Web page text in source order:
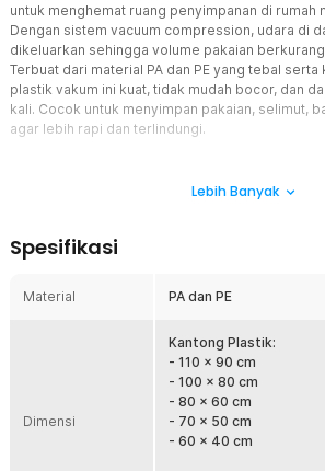
untuk menghemat ruang penyimpanan di rumah
Dengan sistem vacuum compression, udara di
dikeluarkan sehingga volume pakaian
Terbuat dari material PA dan PE yang tebal
plastik vakum ini kuat, tidak mudah bocor, dan
kali. Cocok untuk menyimpan pakaian, selimut,
agar lebih rapi dan terlindungi.
sekitar 80% dengan mengeluarkan udara dari
pakaian tanpa perlu tambahan tas.
Dilengkapi katup vakum berdiameter 25 mm
dengan pompa vakum manual maupun
pengempisan udara menjadi lebih cepat,
memerlukan tenaga besar saat packing.
Plastik Tebal Anti Bocor
Lebih Banyak
Spesifikasi
Material PA dan PE
Dimensi
Kantong Plastik:
- 110 x 90 cm
- 100 x 80 cm
- 80 x 60 cm
- 70 x 50 cm
- 60 x 40 cm